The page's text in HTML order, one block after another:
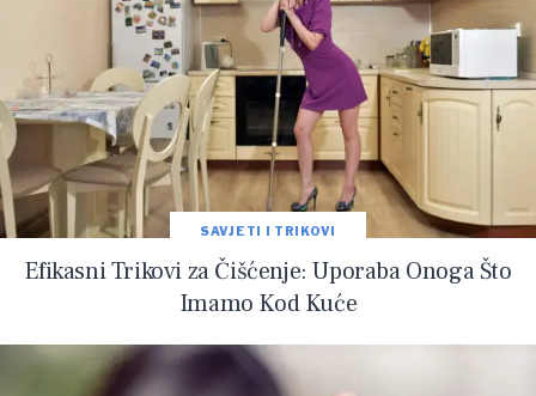
SAVJETI I TRIKOVI
Efikasni Trikovi za Čišćenje: Uporaba Onoga Što
Imamo Kod Kuće